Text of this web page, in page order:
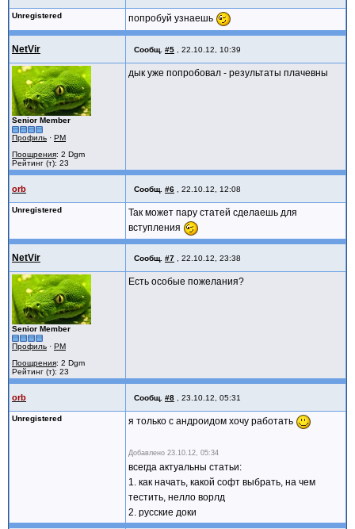
Unregistered попробуй узнаешь
NetVir Сообщ. #5 22.10.12, 10:39
Senior Member
Профиль · PM
Поощрения: 2 Dgm
Рейтинг (т): 23
дык уже попробовал - результаты плачевны
orb Сообщ. #6 22.10.12, 12:08
Unregistered
Так может пару статей сделаешь для
вступления
NetVir Сообщ. #7 22.10.12, 23:38
Senior Member
Профиль · PM
Поощрения: 2 Dgm
Рейтинг (т): 23
Есть особые пожелания?
orb Сообщ. #8 23.10.12, 05:31
Unregistered я только с андроидом хочу работать
Добавлено 23.10.12, 05:34
всегда актуальны статьи:
1. как начать, какой софт выбрать, на чем
тестить, нелло ворлд
2. русские доки